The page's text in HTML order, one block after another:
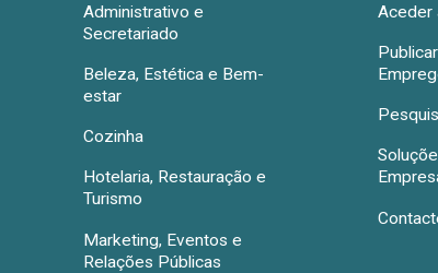
Administrativo e
Secretariado
Beleza, Estética e Bem-
estar
Cozinha
Hotelaria, Restauração e
Turismo
Marketing, Eventos e
Relações Públicas
Aceder